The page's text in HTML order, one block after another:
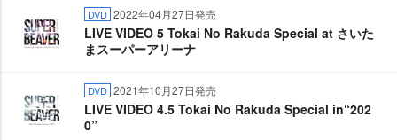
DVD 2022年04月27日発売
LIVE VIDEO 5 Tokai No Rakuda Special at さいた
まスーパーアリーナ
DVD 2021年10月27日発売
LIVE VIDEO 4.5 Tokai No Rakuda Special in“202
0”